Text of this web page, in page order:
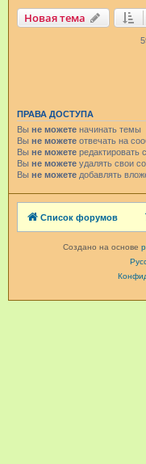
Новая тема
ПРАВА ДОСТУПА
Вы не можете начинать темы
Вы не можете отвечать на
Вы не можете редактировать
Вы не можете удалять свои
Вы не можете добавлять
Список форумов
Создано на основе